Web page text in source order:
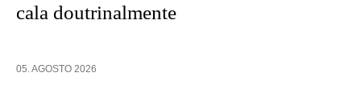
cala doutrinalmente
05. AGOSTO 2026